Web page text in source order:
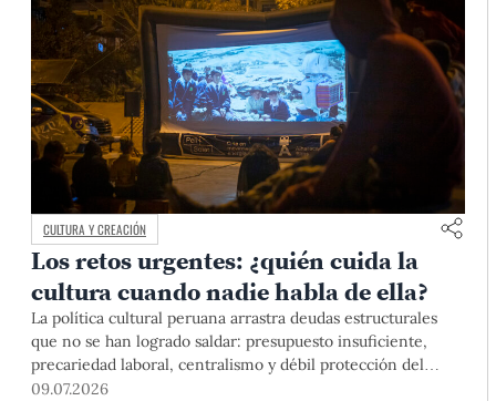
CULTURA Y CREACIÓN
Los retos urgentes: ¿quién cuida la
cultura cuando nadie habla de ella?
La política cultural peruana arrastra deudas estructurales
que no se han logrado saldar: presupuesto insuficiente,
precariedad laboral, centralismo y débil protección del
patrimonio. A ello se suma una polémica ley recientemente
09.07.2026